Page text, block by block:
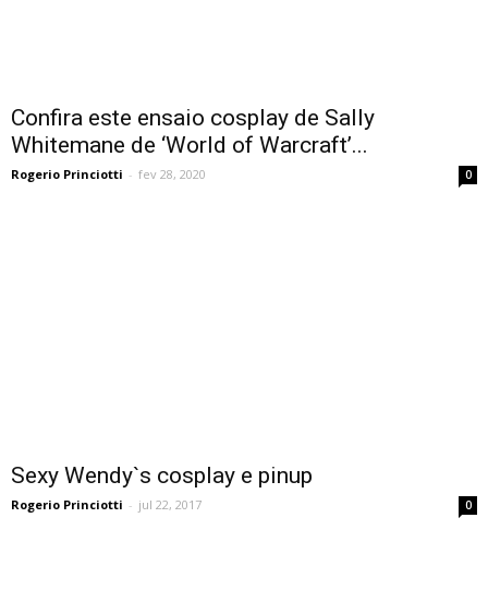
Confira este ensaio cosplay de Sally
Whitemane de ‘World of Warcraft’...
Rogerio Princiotti - fev 28, 2020 0
Sexy Wendy`s cosplay e pinup
Rogerio Princiotti - jul 22, 2017 0